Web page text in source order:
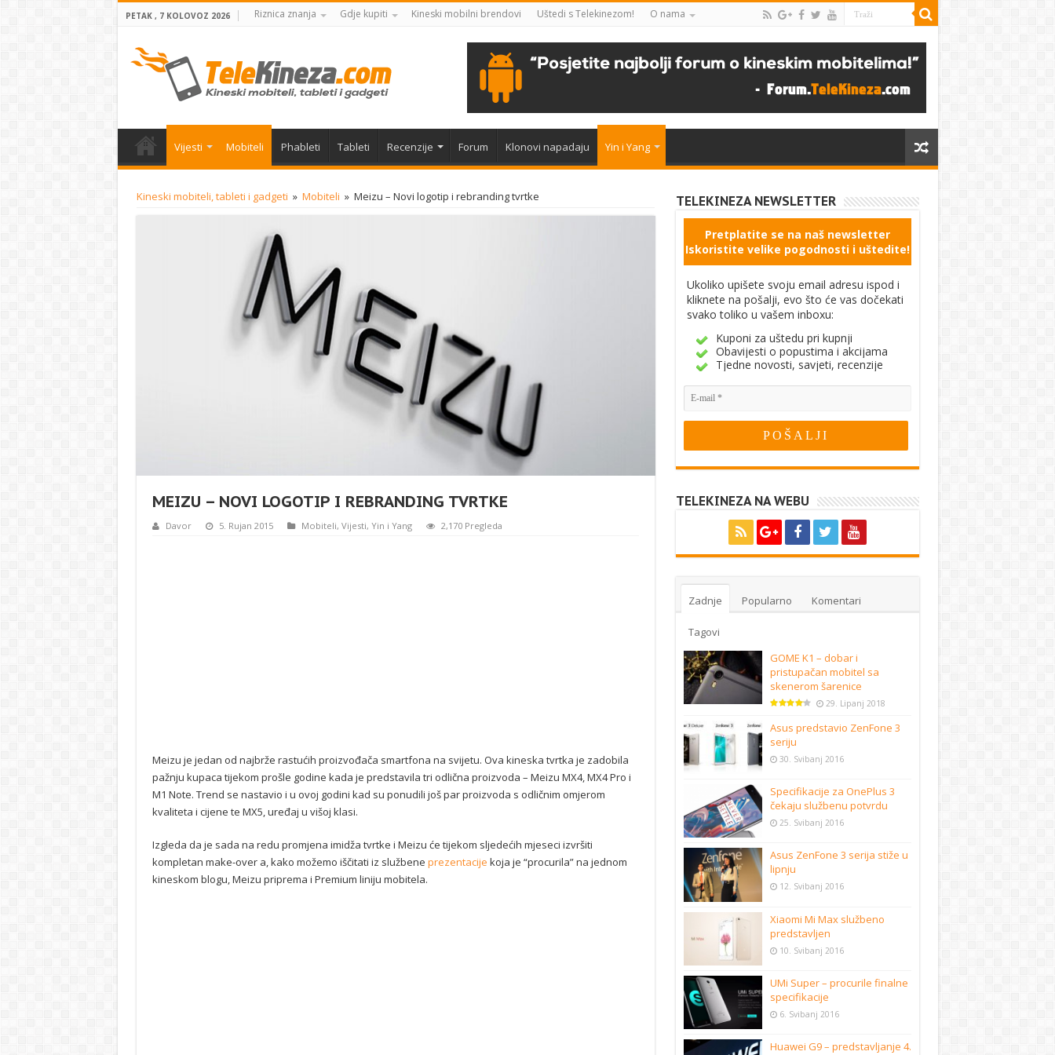
PETAK , 7 KOLOVOZ 2026 Riznica znanja Gdje kupiti Kineski mobilni brendovi Uštedi s Telekinezom! O nama
Vijesti Mobiteli Phableti Tableti Recenzije Forum Klonovi napadaju Yin i Yang
Kineski mobiteli, tableti i gadgeti » Mobiteli » Meizu – Novi logotip i rebranding tvrtke
MEIZU – NOVI LOGOTIP I REBRANDING TVRTKE
Davor 5. Rujan 2015 Mobiteli, Vijesti, Yin i Yang 2,170 Pregleda
Meizu je jedan od najbrže rastućih proizvođača smartfona na svijetu. Ova kineska tvrtka je zadobila
pažnju kupaca tijekom prošle godine kada je predstavila tri odlična proizvoda – Meizu MX4, MX4 Pro i
M1 Note. Trend se nastavio i u ovoj godini kad su ponudili još par proizvoda s odličnim omjerom
kvaliteta i cijene te MX5, uređaj u višoj klasi.
Izgleda da je sada na redu promjena imidža tvrtke i Meizu će tijekom sljedećih mjeseci izvršiti
kompletan make-over a, kako možemo iščitati iz službene prezentacije koja je “procurila” na jednom
kineskom blogu, Meizu priprema i Premium liniju mobitela.
TELEKINEZA NEWSLETTER
Pretplatite se na naš newsletter
Iskoristite velike pogodnosti i uštedite!
Ukoliko upišete svoju email adresu ispod i
kliknete na pošalji, evo što će vas dočekati
svako toliko u vašem inboxu:
Kuponi za uštedu pri kupnji
Obavijesti o popustima i akcijama
Tjedne novosti, savjeti, recenzije
TELEKINEZA NA WEBU
Zadnje Popularno Komentari
Tagovi
GOME K1 – dobar i
pristupačan mobitel sa
skenerom šarenice
29. Lipanj 2018
Asus predstavio ZenFone 3
seriju
30. Svibanj 2016
Specifikacije za OnePlus 3
čekaju službenu potvrdu
25. Svibanj 2016
Asus ZenFone 3 serija stiže u
lipnju
12. Svibanj 2016
Xiaomi Mi Max službeno
predstavljen
10. Svibanj 2016
UMi Super – procurile finalne
specifikacije
6. Svibanj 2016
Huawei G9 – predstavljanje 4.